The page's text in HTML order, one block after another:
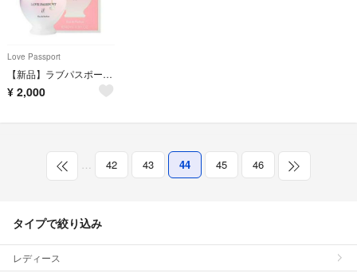
Love Passport
【新品】ラブパスポート♡イット
¥ 2,000
… 42 43 44 45 46
タイプで絞り込み
レディース